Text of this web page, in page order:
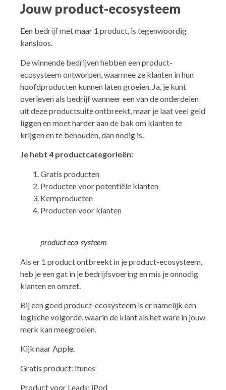
Jouw product-ecosysteem
Een bedrijf met maar 1 product, is tegenwoordig
kansloos.
De winnende bedrijven hebben een product-
ecosysteem ontworpen, waarmee ze klanten in hun
hoofdproducten kunnen laten groeien. Ja, je kunt
overleven als bedrijf wanneer een van de onderdelen
uit deze productsuite ontbreekt, maar je laat veel geld
liggen en moet harder aan de bak om klanten te
krijgen en te behouden, dan nodig is.
Je hebt 4 productcategorieën:
Gratis producten
Producten voor potentiële klanten
Kernproducten
Producten voor klanten
product eco-systeem
Als er 1 product ontbreekt in je product-ecosysteem,
heb je een gat in je bedrijfsvoering en mis je onnodig
klanten en omzet.
Bij een goed product-ecosysteem is er namelijk een
logische volgorde, waarin de klant als het ware in jouw
merk kan meegroeien.
Kijk naar Apple.
Gratis product: itunes
Product voor Leads: iPod